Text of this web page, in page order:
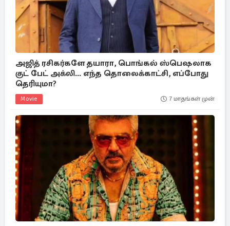
அஜித் ரசிகர்களே தயாரா, பொங்கல் ஸ்பெஷலாக
குட் பேட் அக்லி... எந்த தொலைக்காட்சி, எப்போது
தெரியுமா?
Movie 7 மாதங்கள் முன்